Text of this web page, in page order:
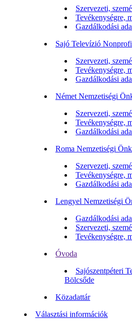
Szervezeti,
Tevékenységre,
Gazdálkodási
Sajó Televízió
Szervezeti,
Tevékenységre,
Gazdálkodási
Német Nemzetiségi
Szervezeti,
Tevékenységre,
Gazdálkodási
Roma Nemzetiségi
Szervezeti,
Tevékenységre,
Gazdálkodási
Lengyel Nemzetiségi
Gazdálkodási
Szervezeti,
Tevékenységre,
Óvoda
Sajószentpéteri
Bölcsőde
Közadattár
Választási információk